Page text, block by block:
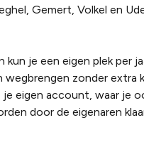
Gemert, Volkel en
kun je een eigen plek per
wegbrengen zonder
je eigen account, waar
door de eigenaren